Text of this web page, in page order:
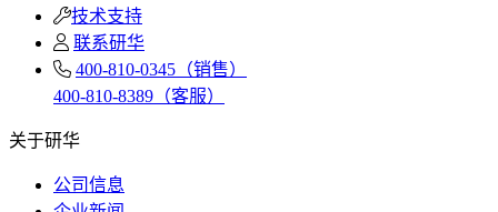
技术支持
联系研华
400-810-0345（销售）
400-810-8389（客服）
关于研华
公司信息